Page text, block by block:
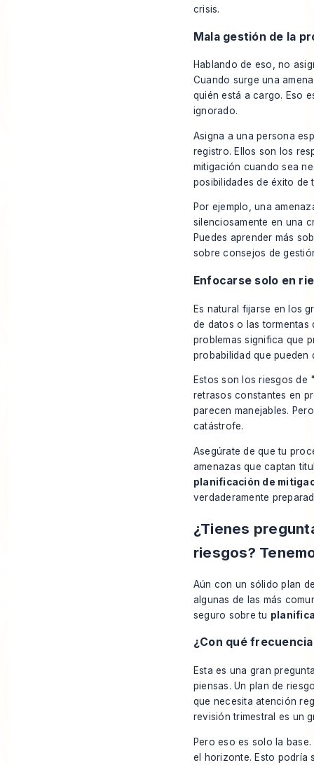
crisis.
Mala gestión de la
Hablando de eso, no
Cuando surge una
quién está a cargo. Eso
ignorado.
Asigna a una persona
registro. Ellos son los
mitigación cuando sea
posibilidades de éxito de
Por ejemplo, una
silenciosamente en una
Puedes aprender más
sobreconsejos de
Enfocarse solo en
Es natural fijarse en los
de datos o las
problemas significa que
probabilidad que pueden
Estos son los riesgos de
retrasos constantes en
parecen manejables.
catástrofe.
Asegúrate de que tu
amenazas que captan
planificación de
verdaderamente
¿Tienes
riesgos?
Aún con un sólido plan
algunas de las más
seguro sobre tu
¿Con qué
Esta es una gran
piensas. Un plan de
que necesita atención
revisión trimestral es un
Pero eso es solo la
el horizonte. Esto podría